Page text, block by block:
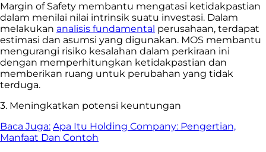
Margin of Safety membantu mengatasi ketidakpastian
dalam menilai nilai intrinsik suatu investasi. Dalam
melakukan analisis fundamental perusahaan, terdapat
estimasi dan asumsi yang digunakan. MOS membantu
mengurangi risiko kesalahan dalam perkiraan ini
dengan memperhitungkan ketidakpastian dan
memberikan ruang untuk perubahan yang tidak
terduga.
3. Meningkatkan potensi keuntungan
Baca Juga: Apa Itu Holding Company: Pengertian,
Manfaat Dan Contoh